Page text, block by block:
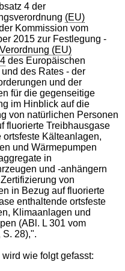
4 der
(EU)
Kommission vom
2015 zur Festlegung -
Verordnung (EU)
des Europäischen
des Rates - der
und der
für die gegenseitige
im Hinblick auf die
von natürlichen Personen
fluorierte Treibhausgase
ortsfeste Kälteanlagen,
und Wärmepumpen
in
und -anhängern
von
in Bezug auf fluorierte
enthaltende ortsfeste
Klimaanlagen und
(ABl. L 301 vom
S. 28),".
wie folgt gefasst: